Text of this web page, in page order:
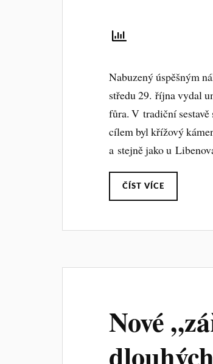
Nabuzený úspěšným
středu 29. října vydal
fůra. V tradiční
cílem byl křížový
a stejně jako u
ČÍST VÍCE
Nové